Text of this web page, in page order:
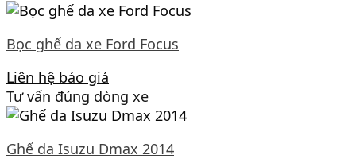
Bọc ghế da xe Ford Focus
Liên hệ báo giá
Tư vấn đúng dòng xe
Ghế da Isuzu Dmax 2014